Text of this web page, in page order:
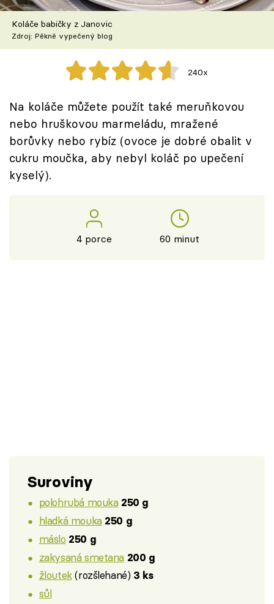
Škola vaření
Recepty z TV
Speciál: Cuketa
Těhotnej kuchař
Sledujte prima+
Přihlášení
Koláče babičky z Janovic
Zdroj: Pěkně vypečený blog
240x
Na koláče můžete použít také meruňkovou
nebo hruškovou marmeládu, mražené
borůvky nebo rybíz (ovoce je dobré obalit v
cukru moučka, aby nebyl koláč po upečení
kyselý).
4 porce 60 minut
Suroviny
polohrubá mouka 250 g
hladká mouka 250 g
máslo 250 g
zakysaná smetana 200 g
žloutek(rozšlehané) 3 ks
sůl